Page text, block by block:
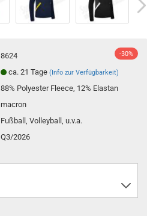
-30%
8624
ca. 21 Tage(Info zur Verfügbarkeit)
88% Polyester Fleece, 12% Elastan
macron
Fußball, Volleyball, u.v.a.
Q3/2026